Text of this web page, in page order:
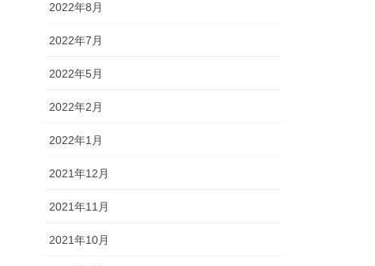
2022年8月
2022年7月
2022年5月
2022年2月
2022年1月
2021年12月
2021年11月
2021年10月